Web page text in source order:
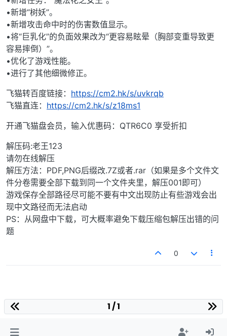
•新增“树妖”。
•新增攻击命中时的伤害数值显示。
•将“巨乳化”的负面效果改为“更容易眩晕（胸部变重导致更
容易摔倒）”。
•优化了游戏性能。
•进行了其他细微修正。
飞猫转百度链接： https://cm2.hk/s/uvkrqb
飞猫直连： https://cm2.hk/s/z18ms1
开通飞猫盘会员，输入优惠码：QTR6C0 享受折扣
解压码:老王123
请勿在线解压
解压方法：PDF,PNG后缀改.7Z或者.rar（如果是多个文件文
件分卷需要全部下载到同一个文件夹里，解压001即可）
游戏保存全部路径尽可能不要有中文出现防止有些游戏会出
现中文路径而无法启动
PS：从网盘中下载，可大概率避免下载压缩包解压出错的问
题
0
1 / 1